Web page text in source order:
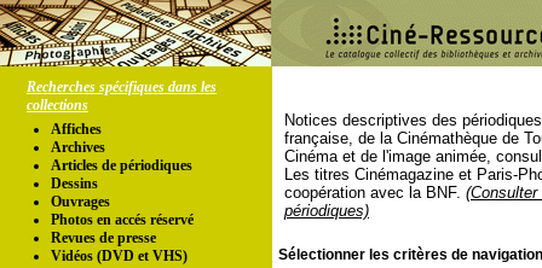
Recherches spécifiques dans les
collections
Affiches
Archives
Articles de périodiques
Dessins
Ouvrages
Photos en accés réservé
Revues de presse
Vidéos (DVD et VHS)
Notices descriptives des
française, de la Cinémathèque de
Cinéma et de l'image animée,
Les titres Cinémagazine et Paris-
coopération avec la BNF.
périodiques)
Sélectionner les critères de